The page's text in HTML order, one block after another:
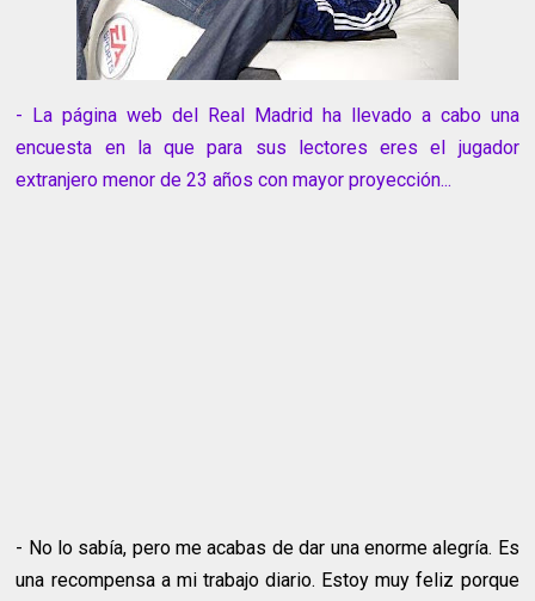
- La página web del Real Madrid ha llevado a cabo una
encuesta en la que para sus lectores eres el jugador
extranjero menor de 23 años con mayor proyección...
- No lo sabía, pero me acabas de dar una enorme alegría. Es
una recompensa a mi trabajo diario. Estoy muy feliz porque